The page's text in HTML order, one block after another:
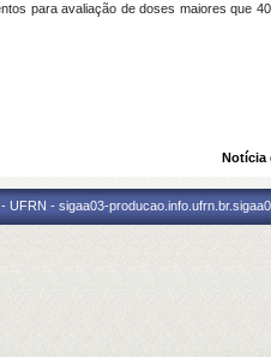
para avaliação de doses maiores que
Notícia
UFRN - sigaa03-